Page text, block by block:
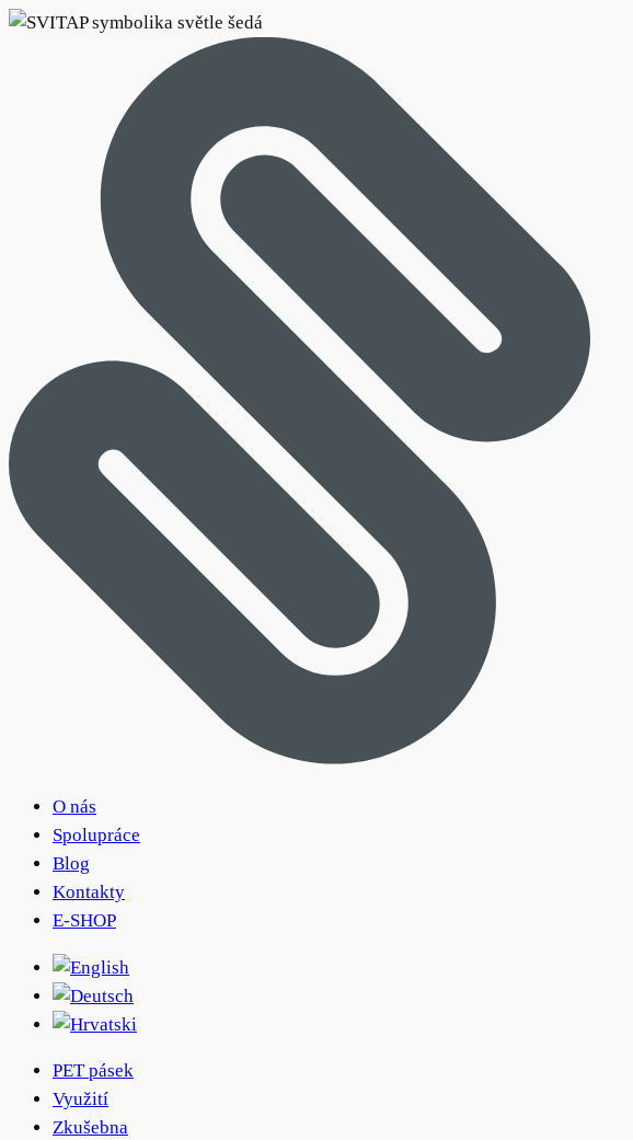
O nás
Spolupráce
Blog
Kontakty
E-SHOP
PET pásek
Využití
Zkušebna